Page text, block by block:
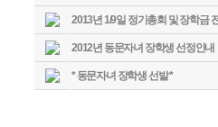
2013년 1/9일 정기총회 및 장학금
2012년 동문자녀 장학생 선정안내
* 동문자녀 장학생 선발 *